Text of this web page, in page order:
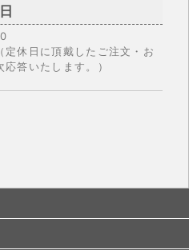
休日に頂戴したご注文・お
答いたします。）